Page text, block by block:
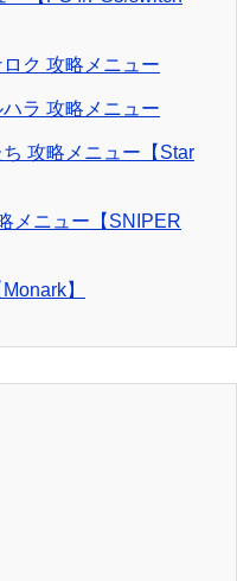
ク 攻略メニュー
ラ 攻略メニュー
攻略メニュー【Star
メニュー【SNIPER
】